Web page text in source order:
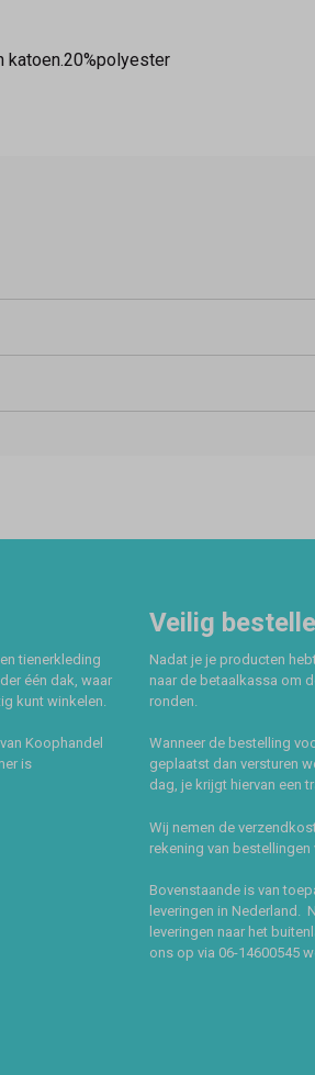
katoen.20%polyester
tienerkleding
één dak, waar
kunt winkelen.
Koophandel
is
Veilig
Nadat je je producten
naar de betaalkassa om
ronden.
Wanneer de bestelling
geplaatst dan versturen
dag, je krijgt hiervan een
Wij nemen de
rekening van bestellingen
Bovenstaande is van
leveringen in Nederland.
leveringen naar het
ons op via 06-14600545